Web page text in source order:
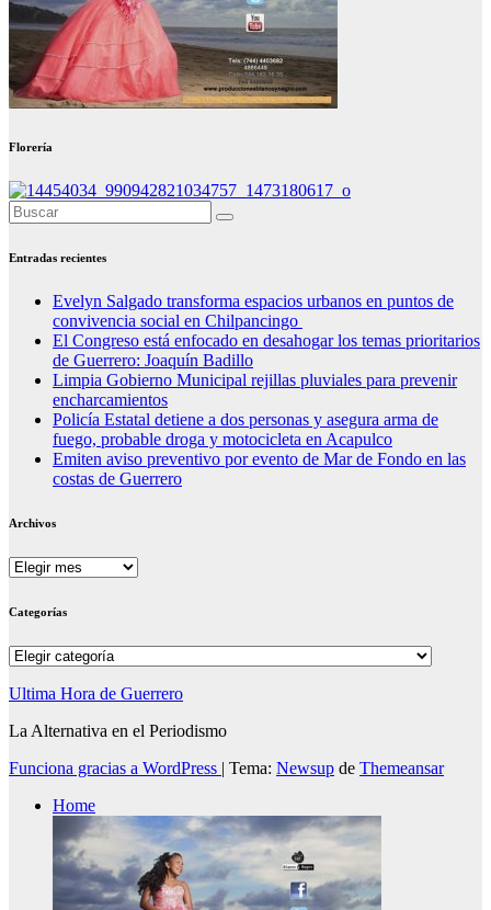
Florería
Entradas recientes
Evelyn Salgado transforma espacios urbanos en puntos de
convivencia social en Chilpancingo
El Congreso está enfocado en desahogar los temas prioritarios
de Guerrero: Joaquín Badillo
Limpia Gobierno Municipal rejillas pluviales para prevenir
encharcamientos
Policía Estatal detiene a dos personas y asegura arma de
fuego, probable droga y motocicleta en Acapulco
Emiten aviso preventivo por evento de Mar de Fondo en las
costas de Guerrero
Archivos
Archivos
Categorías
Categorías
Ultima Hora de Guerrero
La Alternativa en el Periodismo
Funciona gracias a WordPress | Tema: Newsup de Themeansar
Home